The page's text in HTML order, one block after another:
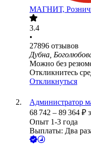
МАГНИТ,
3.4
•
27896 отзывов
Дубна,
Можно без
Откликнитесь
Откликнуться
Администратор
68 742 – 89 364 ₽
Опыт 1-3 года
Выплаты: Два